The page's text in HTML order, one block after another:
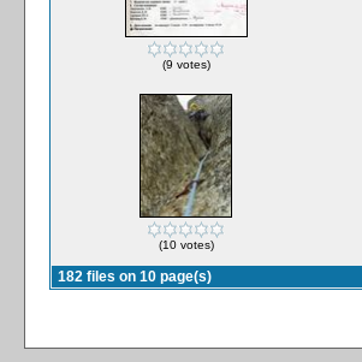
(9 votes)
(10 votes)
182 files on 10 page(s)